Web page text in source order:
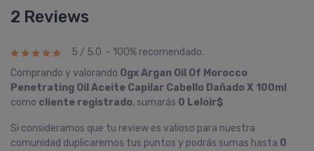
2 Reviews
5 / 5.0 - 100% recomendado.
Comprando y valorando Ogx Argan Oil Of Morocco
Penetrating Oil Aceite Capilar Cabello Dañado X 100ml
como cliente registrado, sumarás 0 Leloir$
Si consideramos que tu review es valioso para nuestra
comunidad duplicaremos tus puntos y podrás sumas hasta 0